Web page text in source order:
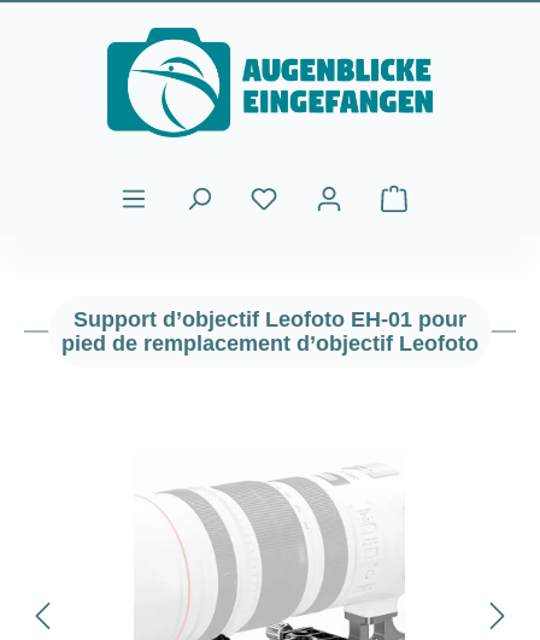
Passer au contenu principal
Le panier
Support d’objectif Leofoto EH-01 pour
pied de remplacement d’objectif Leofoto